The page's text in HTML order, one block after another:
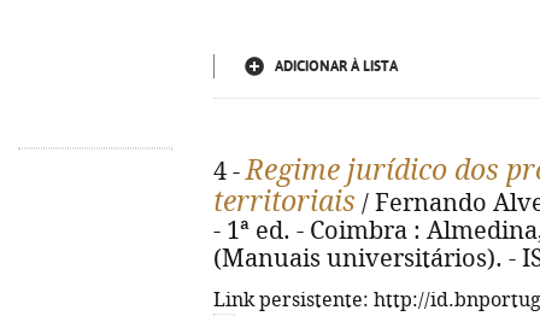
ADICIONAR À LISTA
4 -Regime jurídico dos
territoriais / Fernando
- 1ª ed. - Coimbra :
(Manuais universitários). -
Link persistente: http://